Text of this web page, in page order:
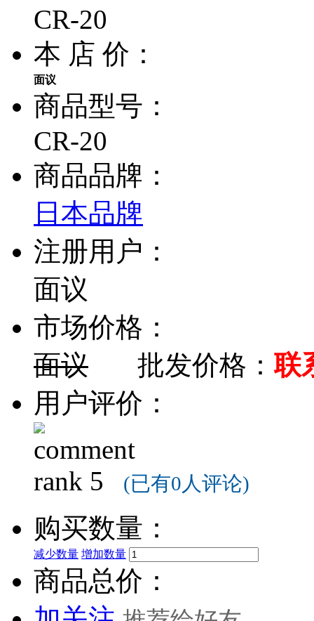
CR-20
本 店 价：
面议
商品型号：
CR-20
商品品牌：
日本品牌
注册用户：
面议
市场价格：
面议
批发价格：联
用户评价：
(已有0人评论)
购买数量：
减少数量 增加数量
商品总价：